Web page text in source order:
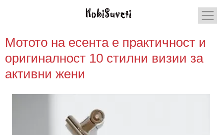
Мотото на есента е практичност и
оригиналност 10 стилни визии за
активни жени